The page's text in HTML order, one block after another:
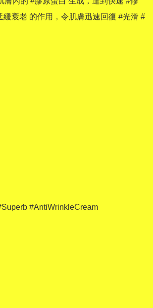
緩衰老 的作用，令肌膚迅速回復 #光滑 #
#AntiWrinkleCream